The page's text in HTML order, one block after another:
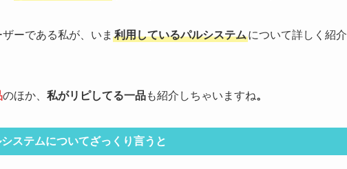
ーである私が、いま 利用しているパルシステムについて詳しく紹介
のほか、 私がリピしてる一品も紹介しちゃいますね。
ステムについてざっくり言うと